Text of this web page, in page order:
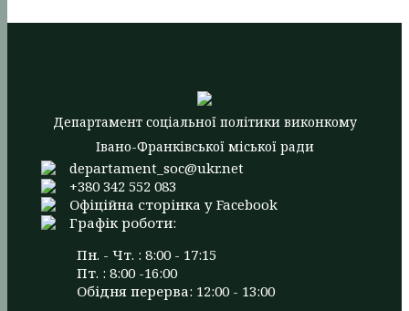
Департамент соціальної політики виконкому
Івано-Франківської міської ради
departament_soc@ukr.net
+380 342 552 083
Офіційна сторінка у Facebook
Графік роботи:
Пн. - Чт. : 8:00 - 17:15
Пт. : 8:00 -16:00
Обідня перерва: 12:00 - 13:00